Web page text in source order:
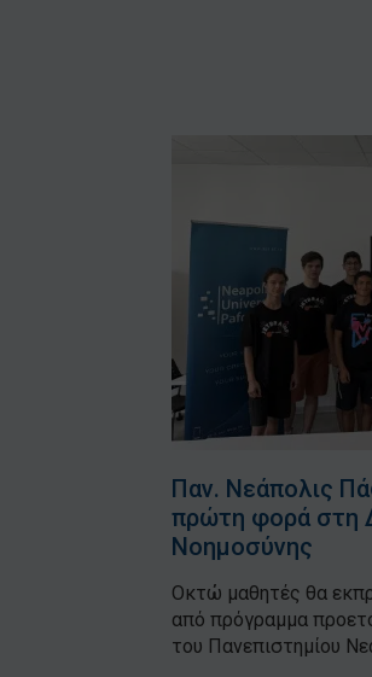
Παν. Νεάπολις
πρώτη φορά στη
Νοημοσύνης
Οκτώ μαθητές θα
από πρόγραμμα
του Πανεπιστημίου